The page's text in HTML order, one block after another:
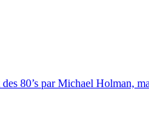
80’s par Michael Holman,